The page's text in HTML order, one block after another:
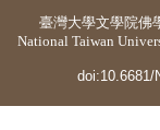
臺灣大學文學院佛
National Taiwan
doi:10.6681/